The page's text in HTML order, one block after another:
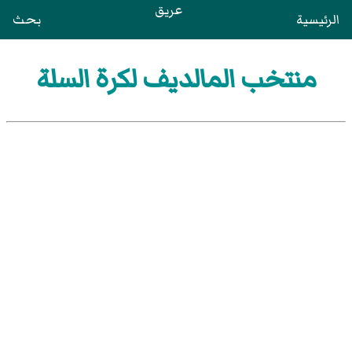
الرئيسية عريق بحث
منتخب المالديف لكرة السلة